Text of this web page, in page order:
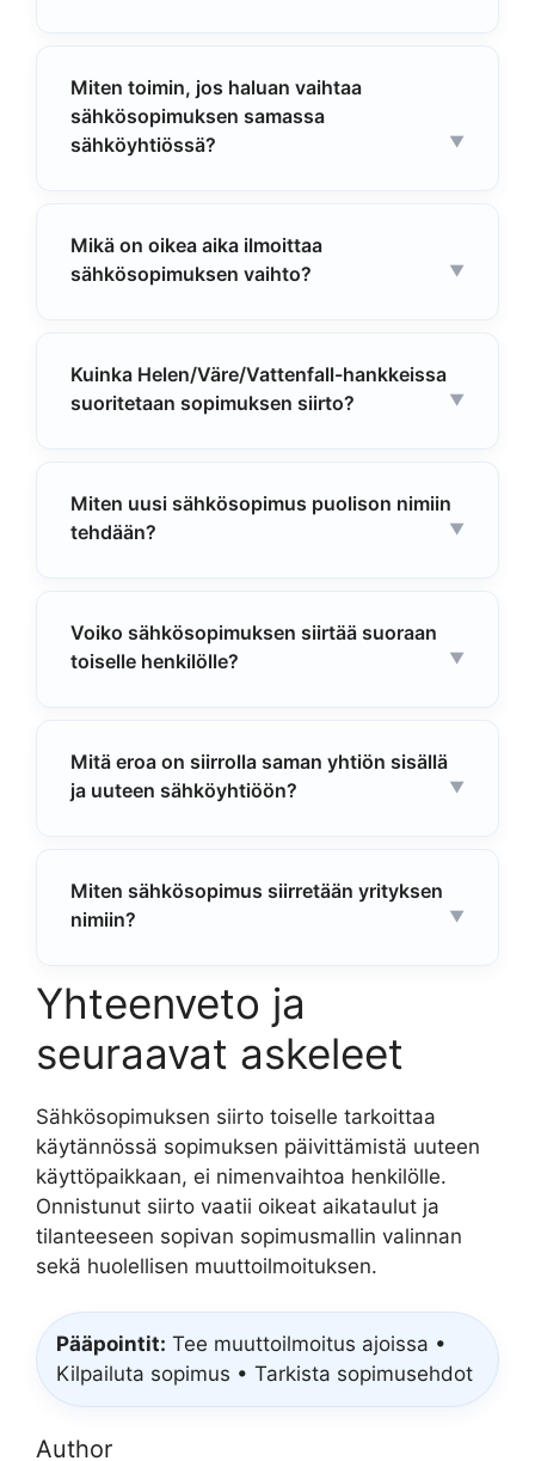
Miten toimin, jos haluan vaihtaa
sähkösopimuksen samassa
sähköyhtiössä?
Mikä on oikea aika ilmoittaa
sähkösopimuksen vaihto?
Kuinka Helen/Väre/Vattenfall-hankkeissa
suoritetaan sopimuksen siirto?
Miten uusi sähkösopimus puolison nimiin
tehdään?
Voiko sähkösopimuksen siirtää suoraan
toiselle henkilölle?
Mitä eroa on siirrolla saman yhtiön sisällä
ja uuteen sähköyhtiöön?
Miten sähkösopimus siirretään yrityksen
nimiin?
Yhteenveto ja
seuraavat askeleet
Sähkösopimuksen siirto toiselle tarkoittaa
käytännössä sopimuksen päivittämistä uuteen
käyttöpaikkaan, ei nimenvaihtoa henkilölle.
Onnistunut siirto vaatii oikeat aikataulut ja
tilanteeseen sopivan sopimusmallin valinnan
sekä huolellisen muuttoilmoituksen.
Pääpointit: Tee muuttoilmoitus ajoissa •
Kilpailuta sopimus • Tarkista sopimusehdot
Author